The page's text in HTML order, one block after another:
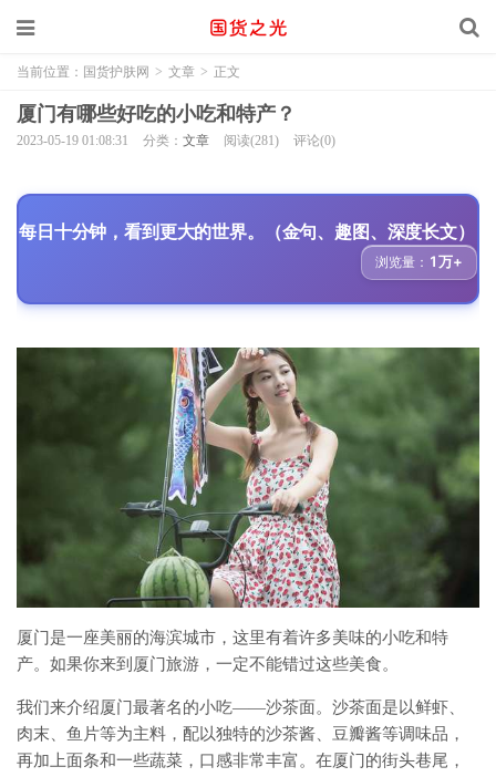
当前位置： 国货护肤网 > 文章 > 正文
厦门有哪些好吃的小吃和特产？
2023-05-19 01:08:31 分类： 文章 阅读(281) 评论(0)
每日十分钟，看到更大的世界。（金句、趣图、深度长文）
浏览量： 1万+
厦门是一座美丽的海滨城市，这里有着许多美味的小吃和特
产。如果你来到厦门旅游，一定不能错过这些美食。
我们来介绍厦门最著名的小吃——沙茶面。沙茶面是以鲜虾、
肉末、鱼片等为主料，配以独特的沙茶酱、豆瓣酱等调味品，
再加上面条和一些蔬菜，口感非常丰富。在厦门的街头巷尾，